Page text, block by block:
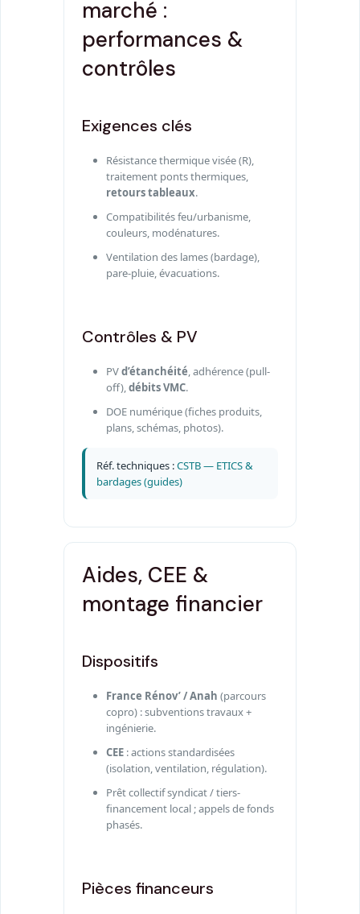
marché :
performances &
contrôles
Exigences clés
Résistance thermique visée (R),
traitement ponts thermiques,
retours tableaux.
Compatibilités feu/urbanisme,
couleurs, modénatures.
Ventilation des lames (bardage),
pare-pluie, évacuations.
Contrôles & PV
PVd’étanchéité , adhérence (pull-
off),débits VMC.
DOE numérique (fiches produits,
plans, schémas, photos).
Réf. techniques :CSTB — ETICS &
bardages (guides)
Aides, CEE &
montage financier
Dispositifs
France Rénov’ / Anah (parcours
copro) : subventions travaux +
ingénierie.
CEE : actions standardisées
(isolation, ventilation, régulation).
Prêt collectif syndicat / tiers-
financement local ; appels de fonds
phasés.
Pièces financeurs